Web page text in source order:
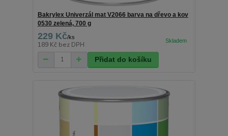
Bakrylex Univerzál mat V2066 barva na dřevo a kov
0530 zelená, 700 g
229 Kč/ks
189 Kč bez DPH
Přidat do košíku